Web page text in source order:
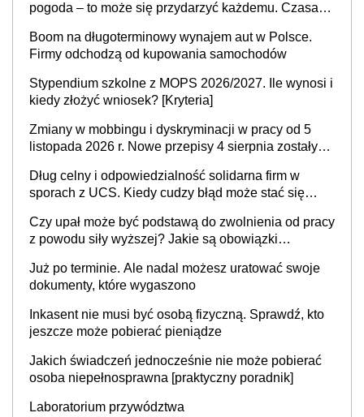
pogoda – to może się przydarzyć każdemu. Czasami
Boom na długoterminowy wynajem aut w Polsce.
Firmy odchodzą od kupowania samochodów
Stypendium szkolne z MOPS 2026/2027. Ile wynosi i
kiedy złożyć wniosek? [Kryteria]
Zmiany w mobbingu i dyskryminacji w pracy od 5
listopada 2026 r. Nowe przepisy 4 sierpnia zostały
Dług celny i odpowiedzialność solidarna firm w
sporach z UCS. Kiedy cudzy błąd może stać się
Czy upał może być podstawą do zwolnienia od pracy
z powodu siły wyższej? Jakie są obowiązki
Już po terminie. Ale nadal możesz uratować swoje
dokumenty, które wygaszono
Inkasent nie musi być osobą fizyczną. Sprawdź, kto
jeszcze może pobierać pieniądze
Jakich świadczeń jednocześnie nie może pobierać
osoba niepełnosprawna [praktyczny poradnik]
Laboratorium przywództwa